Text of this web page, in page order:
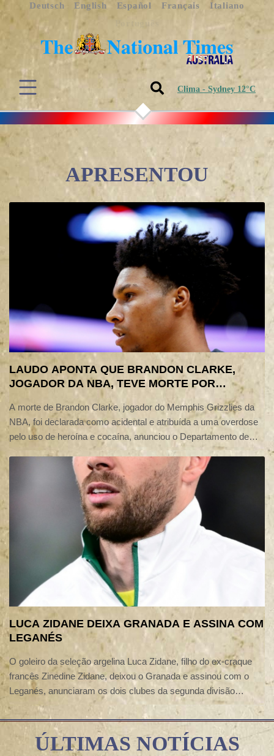
Deutsch English Español Français
Italiano
Clima - Sydney 12°C
APRESENTOU
LAUDO APONTA QUE BRANDON CLARKE,
JOGADOR DA NBA, TEVE MORTE POR
OVERDOSE ACIDENTAL
A morte de Brandon Clarke, jogador do Memphis Grizzlies da
NBA, foi declarada como acidental e atribuída a uma overdose
pelo uso de heroína e cocaína, anunciou o Departamento de
Medicina Legal do Condado de Los Angeles nesta sexta-feira
LUCA ZIDANE DEIXA GRANADA E ASSINA COM
LEGANÉS
O goleiro da seleção argelina Luca Zidane, filho do ex-craque
francês Zinedine Zidane, deixou o Granada e assinou com o
Leganés, anunciaram os dois clubes da segunda divisão
espanhola nesta sexta-feira (7).
ÚLTIMAS NOTÍCIAS